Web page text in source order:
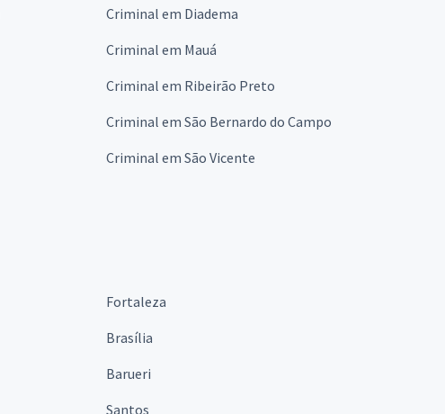
Criminal em Diadema
Criminal em Mauá
Criminal em Ribeirão Preto
Criminal em São Bernardo do Campo
Criminal em São Vicente
Fortaleza
Brasília
Barueri
Santos